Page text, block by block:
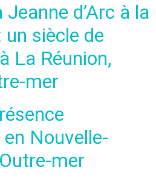
d’Arc à la
siècle de
La Réunion,
mer
Nouvelle-
mer